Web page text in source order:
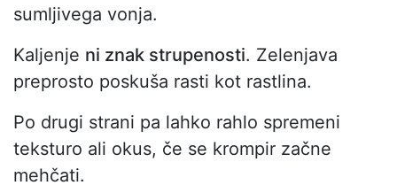
sumljivega vonja.
Kaljenje ni znak strupenosti. Zelenjava
preprosto poskuša rasti kot rastlina.
Po drugi strani pa lahko rahlo spremeni
teksturo ali okus, če se krompir začne
mehčati.